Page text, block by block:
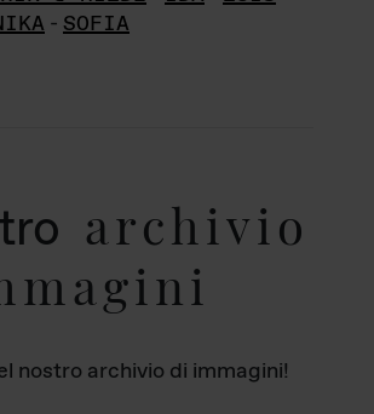
- SOFIA
archivio
nostro archivio di immagini!